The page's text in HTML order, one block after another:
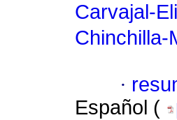
Carvajal-
Chinchilla-
·
Español (